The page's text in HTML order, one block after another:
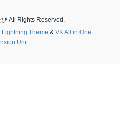
All Rights Reserved.
Lightning Theme & VK All in One
Unit